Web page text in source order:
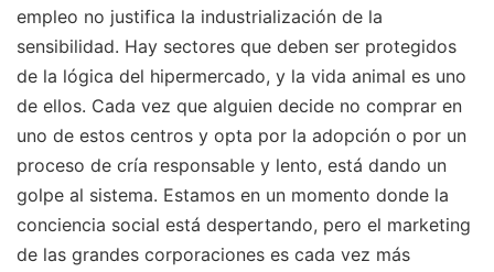
empleo no justifica la industrialización de la
sensibilidad. Hay sectores que deben ser protegidos
de la lógica del hipermercado, y la vida animal es uno
de ellos. Cada vez que alguien decide no comprar en
uno de estos centros y opta por la adopción o por un
proceso de cría responsable y lento, está dando un
golpe al sistema. Estamos en un momento donde la
conciencia social está despertando, pero el marketing
de las grandes corporaciones es cada vez más